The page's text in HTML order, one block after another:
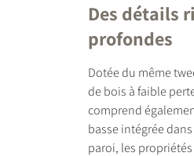
Des détails
profondes
Dotée du même
de bois à faible
comprend
basse intégrée
paroi, les